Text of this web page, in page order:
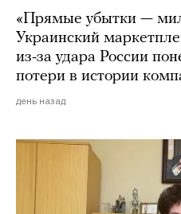
«Прямые убытки —
Украинский
из-за удара России
потери в истории
день назад